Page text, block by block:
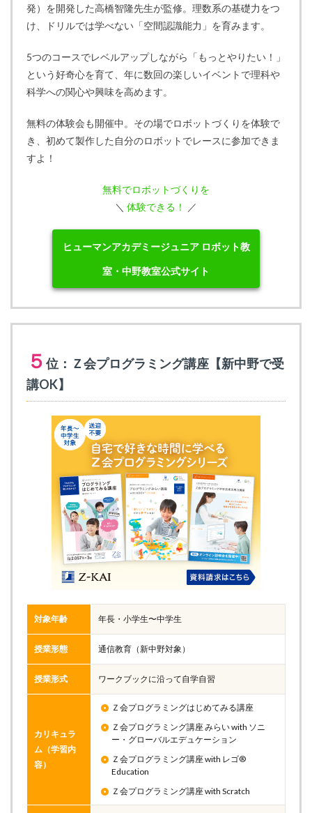
発）を開発した高橋智隆先生が監修。理数系の基礎力をつ
け、ドリルでは学べない「空間認識能力」を育みます。
5つのコースでレベルアップしながら「もっとやりたい！」
という好奇心を育て、年に数回の楽しいイベントで理科や
科学への関心や興味を高めます。
無料の体験会も開催中。その場でロボットづくりを体験で
き、初めて製作した自分のロボットでレースに参加できま
すよ！
無料でロボットづくりを
＼ 体験できる！ ／
ヒューマンアカデミージュニア ロボット教
室・中野教室公式サイト
５ 位：Ｚ会プログラミング講座【新中野で受
講OK】
対象年齢 年長・小学生〜中学生
授業形態 通信教育（新中野対象）
授業形式 ワークブックに沿って自学自習
カリキュラ
ム（学習内
容）
Ｚ会プログラミングはじめてみる講座
Ｚ会プログラミング講座 みらい with ソニ
ー・グローバルエデュケーション
Ｚ会プログラミング講座 with レゴ®
Education
Ｚ会プログラミング講座 with Scratch